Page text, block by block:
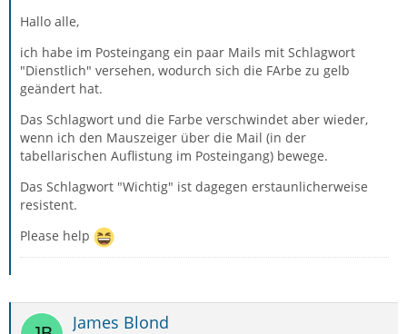
Hallo alle,
ich habe im Posteingang ein paar Mails mit Schlagwort
"Dienstlich" versehen, wodurch sich die FArbe zu gelb
geändert hat.
Das Schlagwort und die Farbe verschwindet aber wieder,
wenn ich den Mauszeiger über die Mail (in der
tabellarischen Auflistung im Posteingang) bewege.
Das Schlagwort "Wichtig" ist dagegen erstaunlicherweise
resistent.
Please help
James Blond